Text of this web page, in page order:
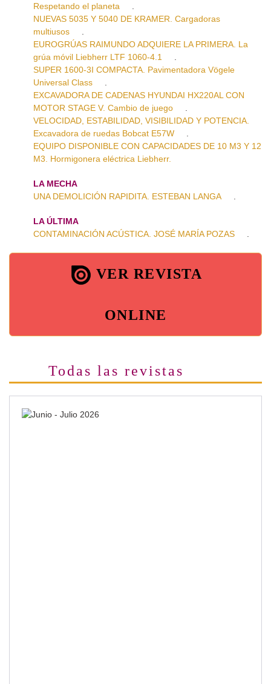
Respetando el planeta
NUEVAS 5035 Y 5040 DE KRAMER. Cargadoras
multiusos
EUROGRÚAS RAIMUNDO ADQUIERE LA PRIMERA. La
grúa móvil Liebherr LTF 1060-4.1
SUPER 1600-3I COMPACTA. Pavimentadora Vögele
Universal Class
EXCAVADORA DE CADENAS HYUNDAI HX220AL CON
MOTOR STAGE V. Cambio de juego
VELOCIDAD, ESTABILIDAD, VISIBILIDAD Y POTENCIA.
Excavadora de ruedas Bobcat E57W
EQUIPO DISPONIBLE CON CAPACIDADES DE 10 M3 Y 12
M3. Hormigonera eléctrica Liebherr.
LA MECHA
UNA DEMOLICIÓN RAPIDITA. ESTEBAN LANGA
LA ÚLTIMA
CONTAMINACIÓN ACÚSTICA. JOSÉ MARÍA POZAS
VER REVISTA
ONLINE
Todas las revistas